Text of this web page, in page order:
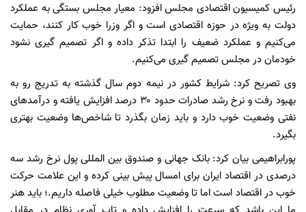
رئیس کمیسیون اقتصادی مجلس افزود: معیار مجلس بستگی به عملکرد
دولت به ویژه در حوزه اقتصادی است و اگر وزرا خوب کار کنند، حمایت
می‌کنیم و عملکرد ضعیف را ابتدا تذکر داده و اگر تصمیم گیری نشود
خودمان در مجلس تصمیم گیری می‌کنیم.
وی تصریح کرد: شرایط کشور در نیمه دوم سال گذشته به تدریج رو به
بهبود رفت و نرخ رشد صادرات حدود ۳۰ درصد افزایش یافته و درآمدهای
نفتی وضعیت خوب دارد و باید زمان بگذرد تا شاخص‌ها وضعیت بهتری
بگیرد.
پورابراهیمی بیان کرد: بانک جهانی و صندوق بین المللی پول نرخ رشد سه
درصدی در اقتصاد ایران برای امسال پیش بینی کرده و این علامت حرکت
خوب در اقتصاد است اما تا وضعیت مطلوب خیلی فاصله داریم.؛ باید هنر